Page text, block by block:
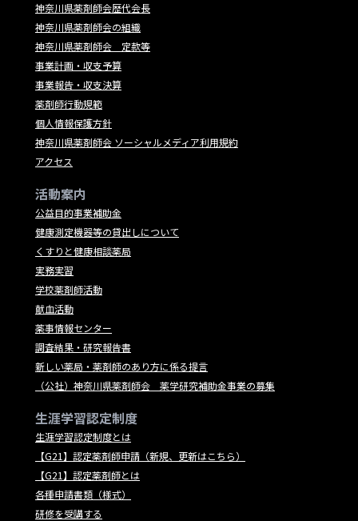
神奈川県薬剤師会歴代会長
神奈川県薬剤師会の組織
神奈川県薬剤師会 定款等
事業計画・収支予算
事業報告・収支決算
薬剤師行動規範
個人情報保護方針
神奈川県薬剤師会 ソーシャルメディア利用規約
アクセス
活動案内
公益目的事業補助金
健康測定機器等の貸出しについて
くすりと健康相談薬局
実務実習
学校薬剤師活動
献血活動
薬事情報センター
調査結果・研究報告書
新しい薬局・薬剤師のあり方に係る提言
（公社）神奈川県薬剤師会 薬学研究補助金事業の募集
生涯学習認定制度
生涯学習認定制度とは
【G21】認定薬剤師申請（新規、更新はこちら）
【G21】認定薬剤師とは
各種申請書類（様式）
研修を受講する